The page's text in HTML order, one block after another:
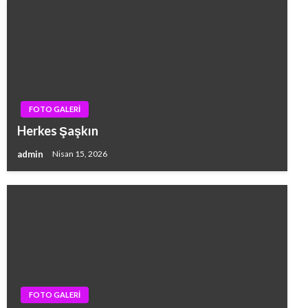
FOTO GALERİ
Herkes Şaşkın
admin Nisan 15, 2026
FOTO GALERİ